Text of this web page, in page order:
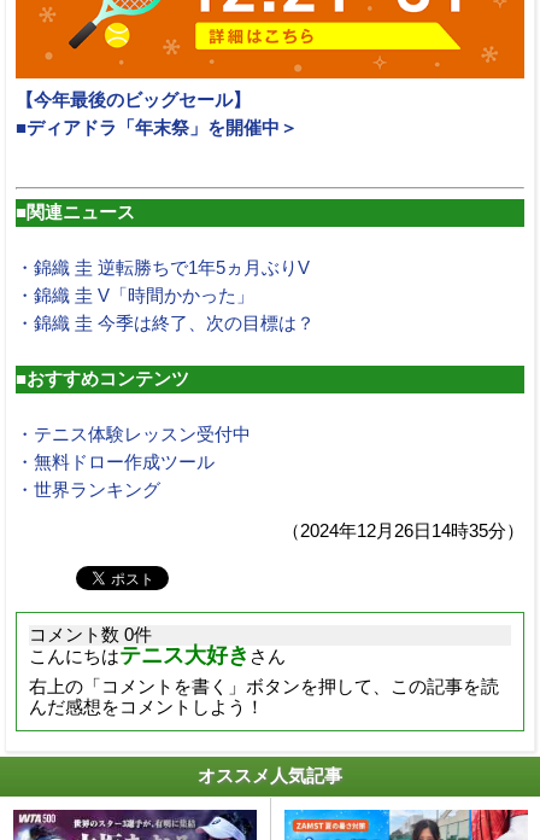
【今年最後のビッグセール】
■ディアドラ「年末祭」を開催中＞
■関連ニュース
・錦織 圭 逆転勝ちで1年5ヵ月ぶりV
・錦織 圭 V「時間かかった」
・錦織 圭 今季は終了、次の目標は？
■おすすめコンテンツ
・テニス体験レッスン受付中
・無料ドロー作成ツール
・世界ランキング
（2024年12月26日14時35分）
コメント数 0件
こんにちはテニス大好き さん
右上の「コメントを書く」ボタンを押して、この記事を読
んだ感想をコメントしよう！
オススメ人気記事